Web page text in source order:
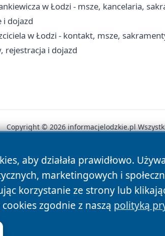
w Łodzi - msze, kancelaria,
i dojazd
w Łodzi - kontakt, msze,
rejestracja i dojazd
aby działała prawidłowo.
marketingowych i
korzystanie ze strony lub
zgodnie z naszą polityką
Copyright © 2026 informacjelodzkie.pl
News Autorzy Polityka Prywatności